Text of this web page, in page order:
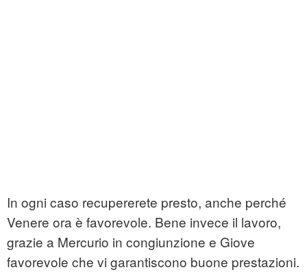
In ogni caso recupererete presto, anche perché
Venere ora è favorevole. Bene invece il lavoro,
grazie a Mercurio in congiunzione e Giove
favorevole che vi garantiscono buone prestazioni.